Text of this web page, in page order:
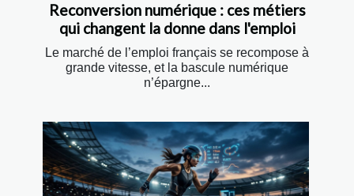
Reconversion numérique : ces métiers
qui changent la donne dans l'emploi
Le marché de l’emploi français se recompose à
grande vitesse, et la bascule numérique
n’épargne...